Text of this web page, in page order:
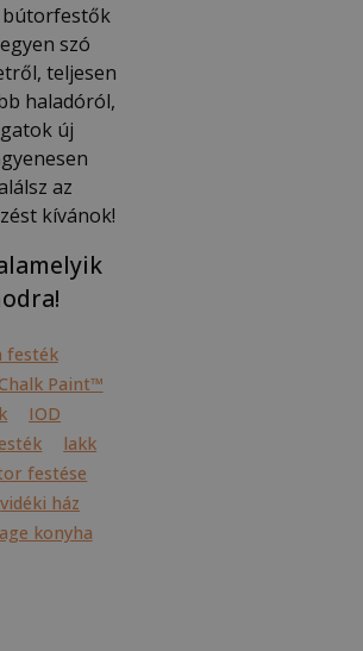
bútorfestők
szó
teljesen
haladóról,
új
az
kívánok!
festék
Paint™
IOD
lakk
festése
vidéki ház
konyha